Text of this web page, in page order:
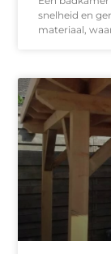
snelheid en
materiaal,